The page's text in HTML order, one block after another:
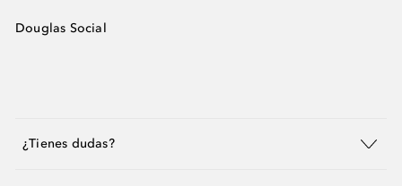
Douglas Social
¿Tienes dudas?